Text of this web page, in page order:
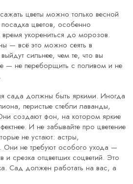
цветы можно только весной
цветов, особенно
укорениться до морозов.
— всё это можно сеять в
сильнее, чем те, что вы
— не переборщить с поливом и не
сада должны быть яркими. Иногда
перистые стебли лаванды,
создают фон, на котором яркие
И не забывайте про цветение
не устают: астры,
Они не требуют особого ухода —
и срезка отцветших соцветий. Это
Сад должен работать на вас, а